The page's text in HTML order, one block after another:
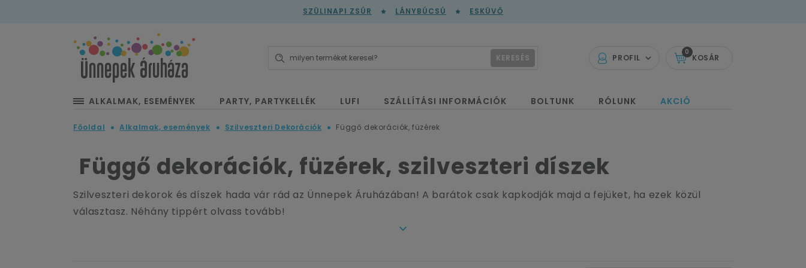
SZÜLINAPI ZSÚR LÁNYBÚCSÚ ESKÜVŐ
PROFIL KOSÁR
0
KERESÉS
ALKALMAK, ESEMÉNYEK PARTY, PARTYKELLÉK LUFI SZÁLLÍTÁSI INFORMÁCIÓK BOLTUNK RÓLUNK AKCIÓ
Főoldal Alkalmak, események Szilveszteri Dekorációk Függő dekorációk, füzérek
Függő dekorációk, füzérek, szilveszteri díszek
Szilveszteri dekorok és díszek hada vár rád az Ünnepek Áruházában! A barátok csak kapkodják majd a fejüket, ha ezek közül
választasz. Néhány tippért olvass tovább!